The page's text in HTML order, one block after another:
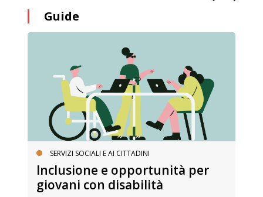
Guide
SERVIZI SOCIALI E AI CITTADINI
Inclusione e opportunità per
giovani con disabilità